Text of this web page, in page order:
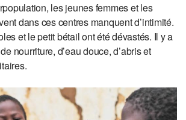
les jeunes femmes et les
dans ces centres manquent d’intimité.
et le petit bétail ont été dévastés. Il y a
nourriture, d’eau douce, d’abris et